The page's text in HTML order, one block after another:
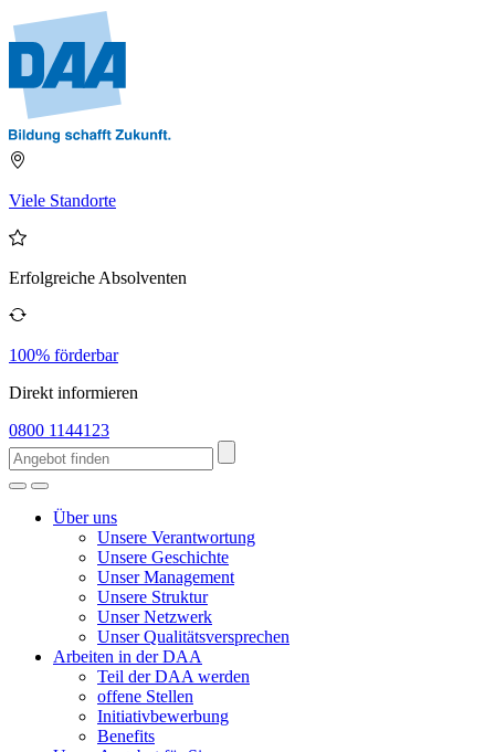
Viele Standorte
Erfolgreiche Absolventen
100% förderbar
Direkt informieren
0800 1144123
Über uns
Unsere Verantwortung
Unsere Geschichte
Unser Management
Unsere Struktur
Unser Netzwerk
Unser Qualitätsversprechen
Arbeiten in der DAA
Teil der DAA werden
offene Stellen
Initiativbewerbung
Benefits